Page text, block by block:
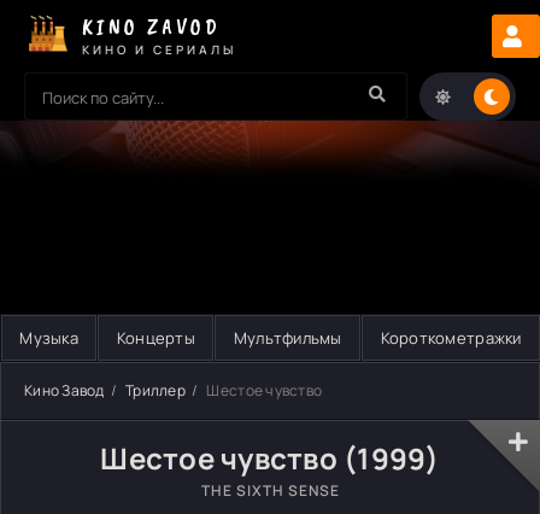
KINO ZAVOD
КИНО И СЕРИАЛЫ
Музыка Концерты Мультфильмы Короткометражки
Кино Завод Триллер Шестое чувство
Шестое чувство (1999)
THE SIXTH SENSE